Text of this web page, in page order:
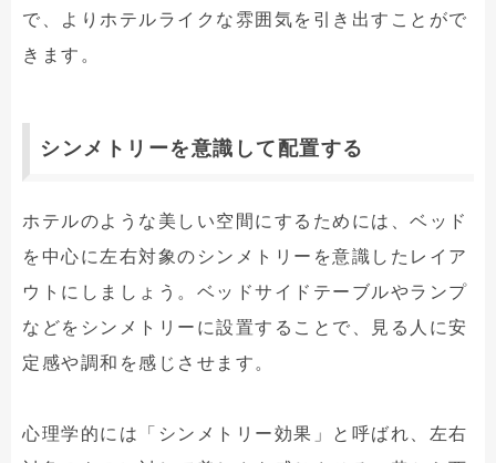
で、よりホテルライクな雰囲気を引き出すことがで
きます。
シンメトリーを意識して配置する
ホテルのような美しい空間にするためには、ベッド
を中心に左右対象のシンメトリーを意識したレイア
ウトにしましょう。ベッドサイドテーブルやランプ
などをシンメトリーに設置することで、見る人に安
定感や調和を感じさせます。
心理学的には「シンメトリー効果」と呼ばれ、左右